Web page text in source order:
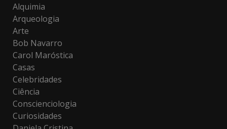
Alquimia
Arqueologia
Arte
Bob Navarro
Carol Maróstica
Casas
Celebridades
Ciência
Conscienciologia
Curiosidades